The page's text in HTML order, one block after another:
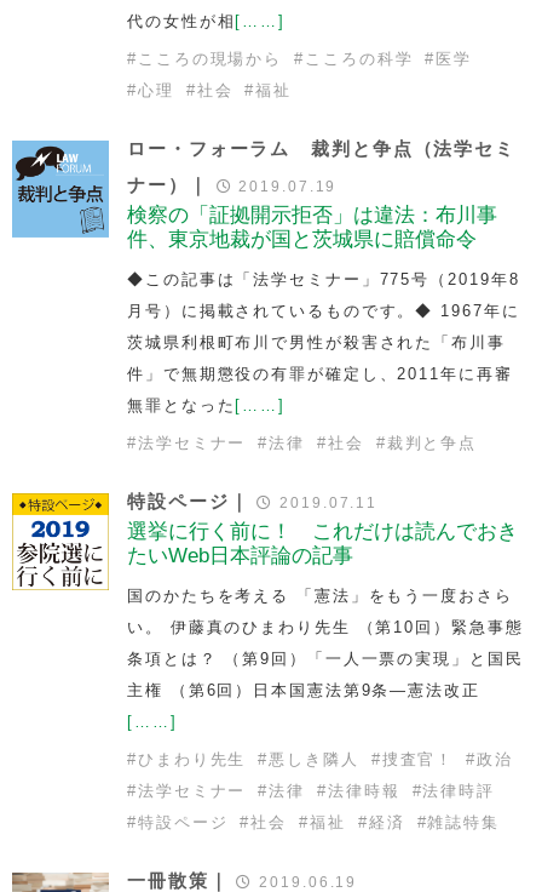
代の女性が相 [……]
# こころの現場から # こころの科学 # 医学
#心理 #社会 #福祉
ロー・フォーラム 裁判と争点（法学セミ
ナー）｜
2019.07.19
検察の「証拠開示拒否」は違法：布川事
件、東京地裁が国と茨城県に賠償命令
◆この記事は「法学セミナー」775号（2019年8
月号）に掲載されているものです。◆ 1967年に
茨城県利根町布川で男性が殺害された「布川事
件」で無期懲役の有罪が確定し、2011年に再審
無罪となった [……]
#法学セミナー #法律 #社会 # 裁判と争点
特設ページ｜ 2019.07.11
選挙に行く前に！ これだけは読んでおき
たいWeb日本評論の記事
国のかたちを考える 「憲法」をもう一度おさら
い。 伊藤真のひまわり先生 （第10回）緊急事態
条項とは？ （第9回）「一人一票の実現」と国民
主権 （第6回）日本国憲法第9条―憲法改正
[……]
#ひまわり先生 # 悪しき隣人 #捜査官！ #政治
#法学セミナー #法律 #法律時報 #法律時評
#特設ページ #社会 #福祉 #経済 #雑誌特集
一冊散策｜ 2019.06.19